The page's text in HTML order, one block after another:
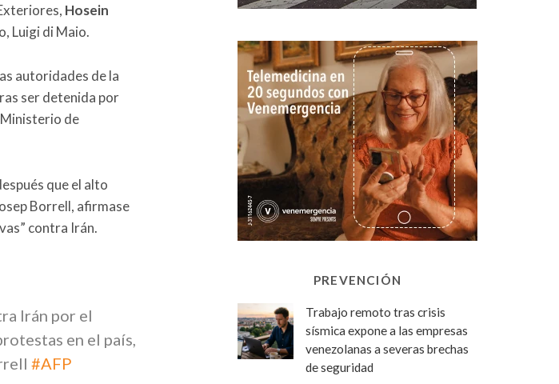
Hosein
Luigi di Maio.
autoridades de la
ser detenida por
Ministerio de
que el alto
Borrell, afirmase
contra Irán.
Irán por el
en el país,
#AFP
PREVENCIÓN
Trabajo remoto tras crisis
sísmica expone a las empresas
venezolanas a severas brechas
de seguridad